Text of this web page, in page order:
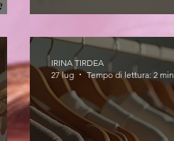
IRINA TIRDEA
27 lug
Tempo di lettura: 2 min